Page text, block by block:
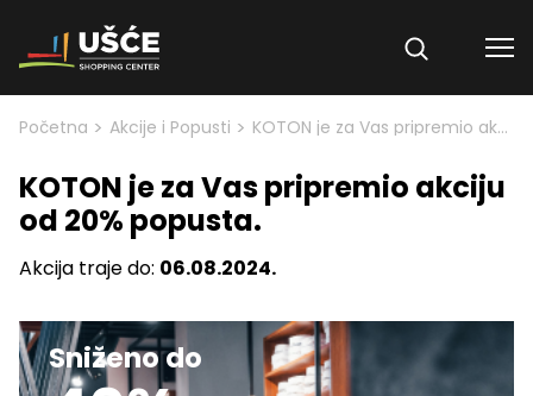
Skip to content
Početna > Akcije i Popusti > KOTON je za Vas pripremio akciju od 20% popusta.
KOTON je za Vas pripremio akciju
od 20% popusta.
Akcija traje do: 06.08.2024.
Sniženo do